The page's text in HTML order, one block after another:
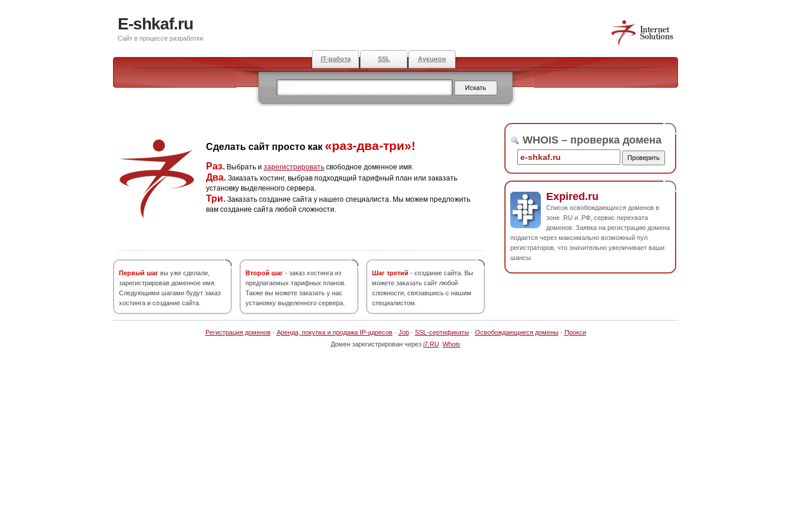
E-shkaf.ru
Сайт в процессе разработки
IT-работа SSL Аукцион
Сделать сайт просто как «раз-два-три»!
Раз. Выбрать и зарегистрировать свободное доменное имя.
Два. Заказать хостинг, выбрав подходящий тарифный план или заказать
установку выделенного сервера.
Три. Заказать создание сайта у нашего специалиста. Мы можем предложить
вам создание сайта любой сложности.
Первый шаг вы уже сделали,
зарегистрировав доменное имя.
Следующими шагами будут заказ
хостинга и создание сайта.
Второй шаг - заказ хостинга из
предлагаемых тарифных планов.
Также вы можете заказать у нас
установку выделенного сервера.
Шаг третий - создание сайта. Вы
можете заказать сайт любой
сложности, связавшись с нашим
специалистом.
WHOIS – проверка домена
Expired.ru
Список освобождающихся доменов в
зоне .RU и .РФ, сервис перехвата
доменов. Заявка на регистрацию домена
подается через максимально возможный пул
регистраторов, что значительно увеличивает ваши
шансы.
Регистрация доменов· Аренда, покупка и продажа IP-адресов· Job· SSL-сертификаты· Освобождающиеся домены· Прокси
Домен зарегистрирован через i7.RU Whois